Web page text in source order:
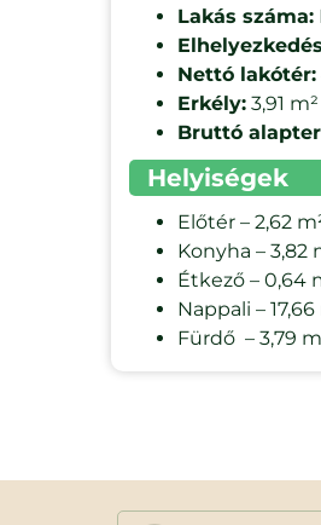
Lakás száma:
Nettó lakótér:
Erkély: 3,91 m²
Bruttó
Helyiségek
Előtér – 2,62
Konyha – 3,82
Étkező – 0,64
Nappali – 17,66
Fürdő – 3,79